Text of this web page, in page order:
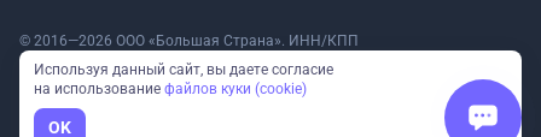
© 2016—2026 ООО «Большая Страна». ИНН/КПП
5908078160/590801001 ОГРН 1185958020533
Номер в реестре Роскомнадзора № 59-18-006319 (Приказ № 321 от
11.10.2018)
Полное или частичное копирование изображений и текстов возможно
Используя данный сайт, вы даете согласие
на использование файлов куки (cookie)
OK